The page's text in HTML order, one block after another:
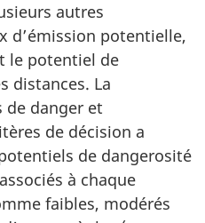
autres
d’émission potentielle,
le potentiel de
distances. La
de danger et
de décision a
de dangerosité
à chaque
faibles, modérés